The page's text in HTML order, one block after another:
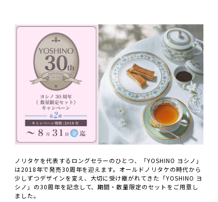
ノリタケを代表するロングセラーのひとつ、「YOSHINO ヨシノ」
は2018年で発売30周年を迎えます。オールドノリタケの時代から
少しずつデザインを変え、大切に受け継がれてきた「YOSHINO ヨ
シノ」の30周年を記念して、期間・数量限定のセットをご用意し
ました。